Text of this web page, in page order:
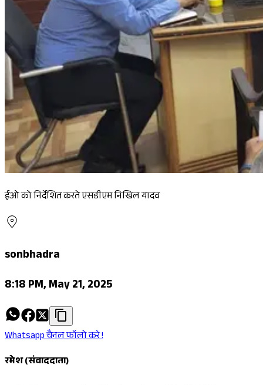
ईओ को निर्देशित करते एसडीएम निखिल यादव
sonbhadra
8:18 PM, May 21, 2025
Whatsapp चैनल फॉलो करे !
रमेश (संवाददाता)